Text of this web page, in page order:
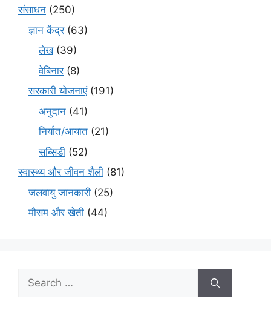
संसाधन (250)
ज्ञान केंद्र(63)
लेख(39)
वेबिनार(8)
सरकारी योजनाएं(191)
अनुदान (41)
निर्यात/आयात (21)
सब्सिडी (52)
स्वास्थ्य और जीवन शैली (81)
जलवायु जानकारी (25)
मौसम और खेती (44)